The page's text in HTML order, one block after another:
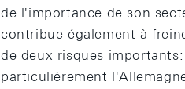
de l'importance de son
contribue également à
de deux risques
particulièrement